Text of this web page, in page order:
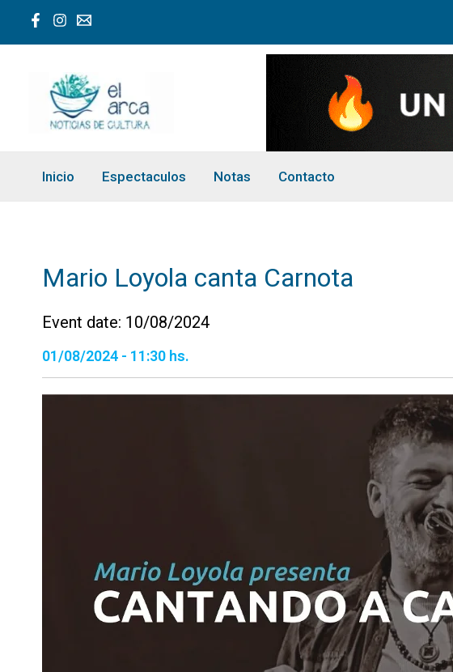
Inicio Espectaculos Notas Contacto
Mario Loyola canta Carnota
Event date: 10/08/2024
01/08/2024 - 11:30 hs.